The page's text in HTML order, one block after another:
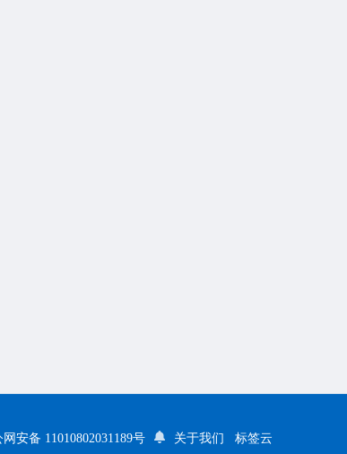
安备 11010802031189号 关于我们 标签云